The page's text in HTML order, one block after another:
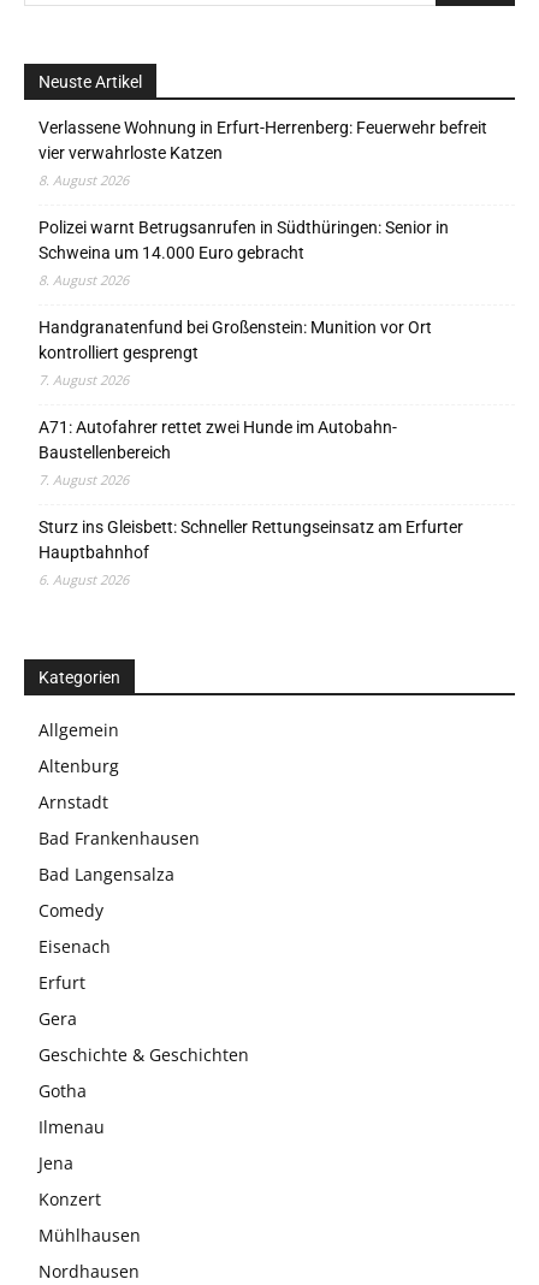
Neuste Artikel
Verlassene Wohnung in Erfurt-Herrenberg: Feuerwehr befreit
vier verwahrloste Katzen
8. August 2026
Polizei warnt Betrugsanrufen in Südthüringen: Senior in
Schweina um 14.000 Euro gebracht
8. August 2026
Handgranatenfund bei Großenstein: Munition vor Ort
kontrolliert gesprengt
7. August 2026
A71: Autofahrer rettet zwei Hunde im Autobahn-
Baustellenbereich
7. August 2026
Sturz ins Gleisbett: Schneller Rettungseinsatz am Erfurter
Hauptbahnhof
6. August 2026
Kategorien
Allgemein
Altenburg
Arnstadt
Bad Frankenhausen
Bad Langensalza
Comedy
Eisenach
Erfurt
Gera
Geschichte & Geschichten
Gotha
Ilmenau
Jena
Konzert
Mühlhausen
Nordhausen